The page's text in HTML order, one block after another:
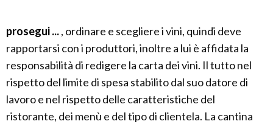
prosegui ..., ordinare e scegliere i vini, quindi deve
rapportarsi con i produttori, inoltre a lui è affidata la
responsabilità di redigere la carta dei vini. Il tutto nel
rispetto del limite di spesa stabilito dal suo datore di
lavoro e nel rispetto delle caratteristiche del
ristorante, dei menù e del tipo di clientela. La cantina